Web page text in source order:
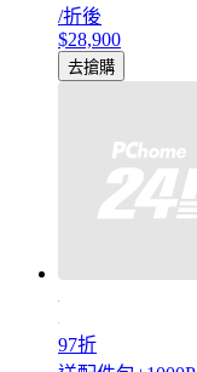
/折後
$28,900
去搶購
97折